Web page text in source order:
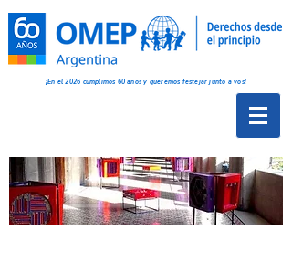
¡En el 2026 cumplimos 60 años y queremos festejar junto a vos!